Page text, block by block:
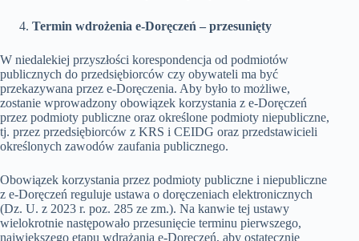
Termin wdrożenia e-Doręczeń – przesunięty
W niedalekiej przyszłości korespondencja od podmiotów
publicznych do przedsiębiorców czy obywateli ma być
przekazywana przez e-Doręczenia. Aby było to możliwe,
zostanie wprowadzony obowiązek korzystania z e-Doręczeń
przez podmioty publiczne oraz określone podmioty niepubliczne,
tj. przez przedsiębiorców z KRS i CEIDG oraz przedstawicieli
określonych zawodów zaufania publicznego.
Obowiązek korzystania przez podmioty publiczne i niepubliczne
z e-Doręczeń reguluje ustawa o doręczeniach elektronicznych
(Dz. U. z 2023 r. poz. 285 ze zm.). Na kanwie tej ustawy
wielokrotnie następowało przesunięcie terminu pierwszego,
największego etapu wdrażania e-Doręczeń, aby ostatecznie